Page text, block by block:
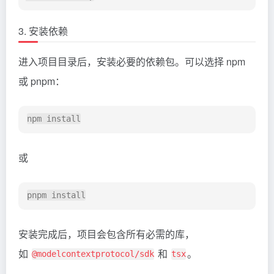
3. 安装依赖
进入项目目录后，安装必要的依赖包。可以选择 npm
或 pnpm：
或
安装完成后，项目会包含所有必需的库，
如 @modelcontextprotocol/sdk 和 tsx。